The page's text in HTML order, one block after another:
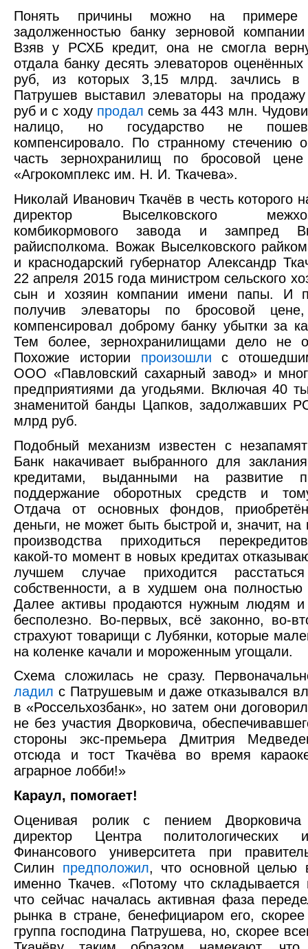
Понять причины можно на примере
задолженностью банку зерновой
Взяв у РСХБ кредит, она не смогла
отдала банку десять элеваторов
руб, из которых 3,15 млрд. зачлись в
Патрушев выставил элеваторы на
руб и с ходу продал семь за 443 млн.
налицо, но государство не
компенсировало. По странному стечению
часть зернохранилищ по бросовой
«Агрокомплекс им. Н. И. Ткачева».
Николай Иванович Ткачёв в честь которого
директор Выселковского
комбикормового завода и зампред
райисполкома. Вожак Выселковского
и краснодарский губернатор Александр
22 апреля 2015 года министром сельского
сын и хозяин компании имени папы. И
получив элеваторы по бросовой
компенсировал доброму банку убытки за
Тем более, зернохранилищами дело не
Похожие истории произошли с
ООО «Павловский сахарный завод» и
предприятиями да угодьями. Включая 40
знаменитой банды Цапков, задолжавших
млрд руб.
Подобный механизм известен с
Банк накачивает выбранного для
кредитами, выданными на развитие
поддержание оборотных средств и
Отдача от основных фондов,
деньги, не может быть быстрой и, значит,
производства приходиться
какой-то момент в новых кредитах
лучшем случае приходится
собственности, а в худшем она полностью
Далее активы продаются нужным людям и
бесполезно. Во-первых, всё законно, во-
страхуют товарищи с Лубянки, которые
на коленке качали и мороженным угощали.
Схема сложилась не сразу.
ладил с Патрушевым и даже отказывался
в «Россельхозбанк», но затем они
не без участия Дворковича,
стороны экс-премьера Дмитрия
отсюда и тост Ткачёва во время
аграрное лобби!»
Караул, помогает!
Оценивая ролик с пением
директор Центра политологических
Финансового университета при
Силин предположил, что основной целью
именно Ткачев. «Потому что складывается
что сейчас началась активная фаза
рынка в стране, бенефициаром его, скорее
группа господина Патрушева, но, скорее